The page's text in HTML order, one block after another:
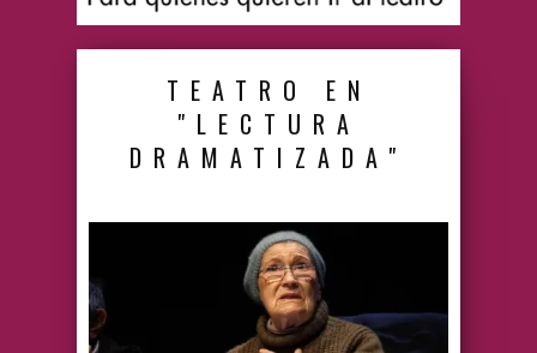
TEATRO EN
"LECTURA
DRAMATIZADA"